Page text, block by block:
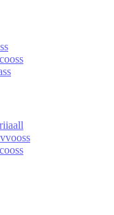
ss
cooss
ss
riiaall
vvooss
cooss